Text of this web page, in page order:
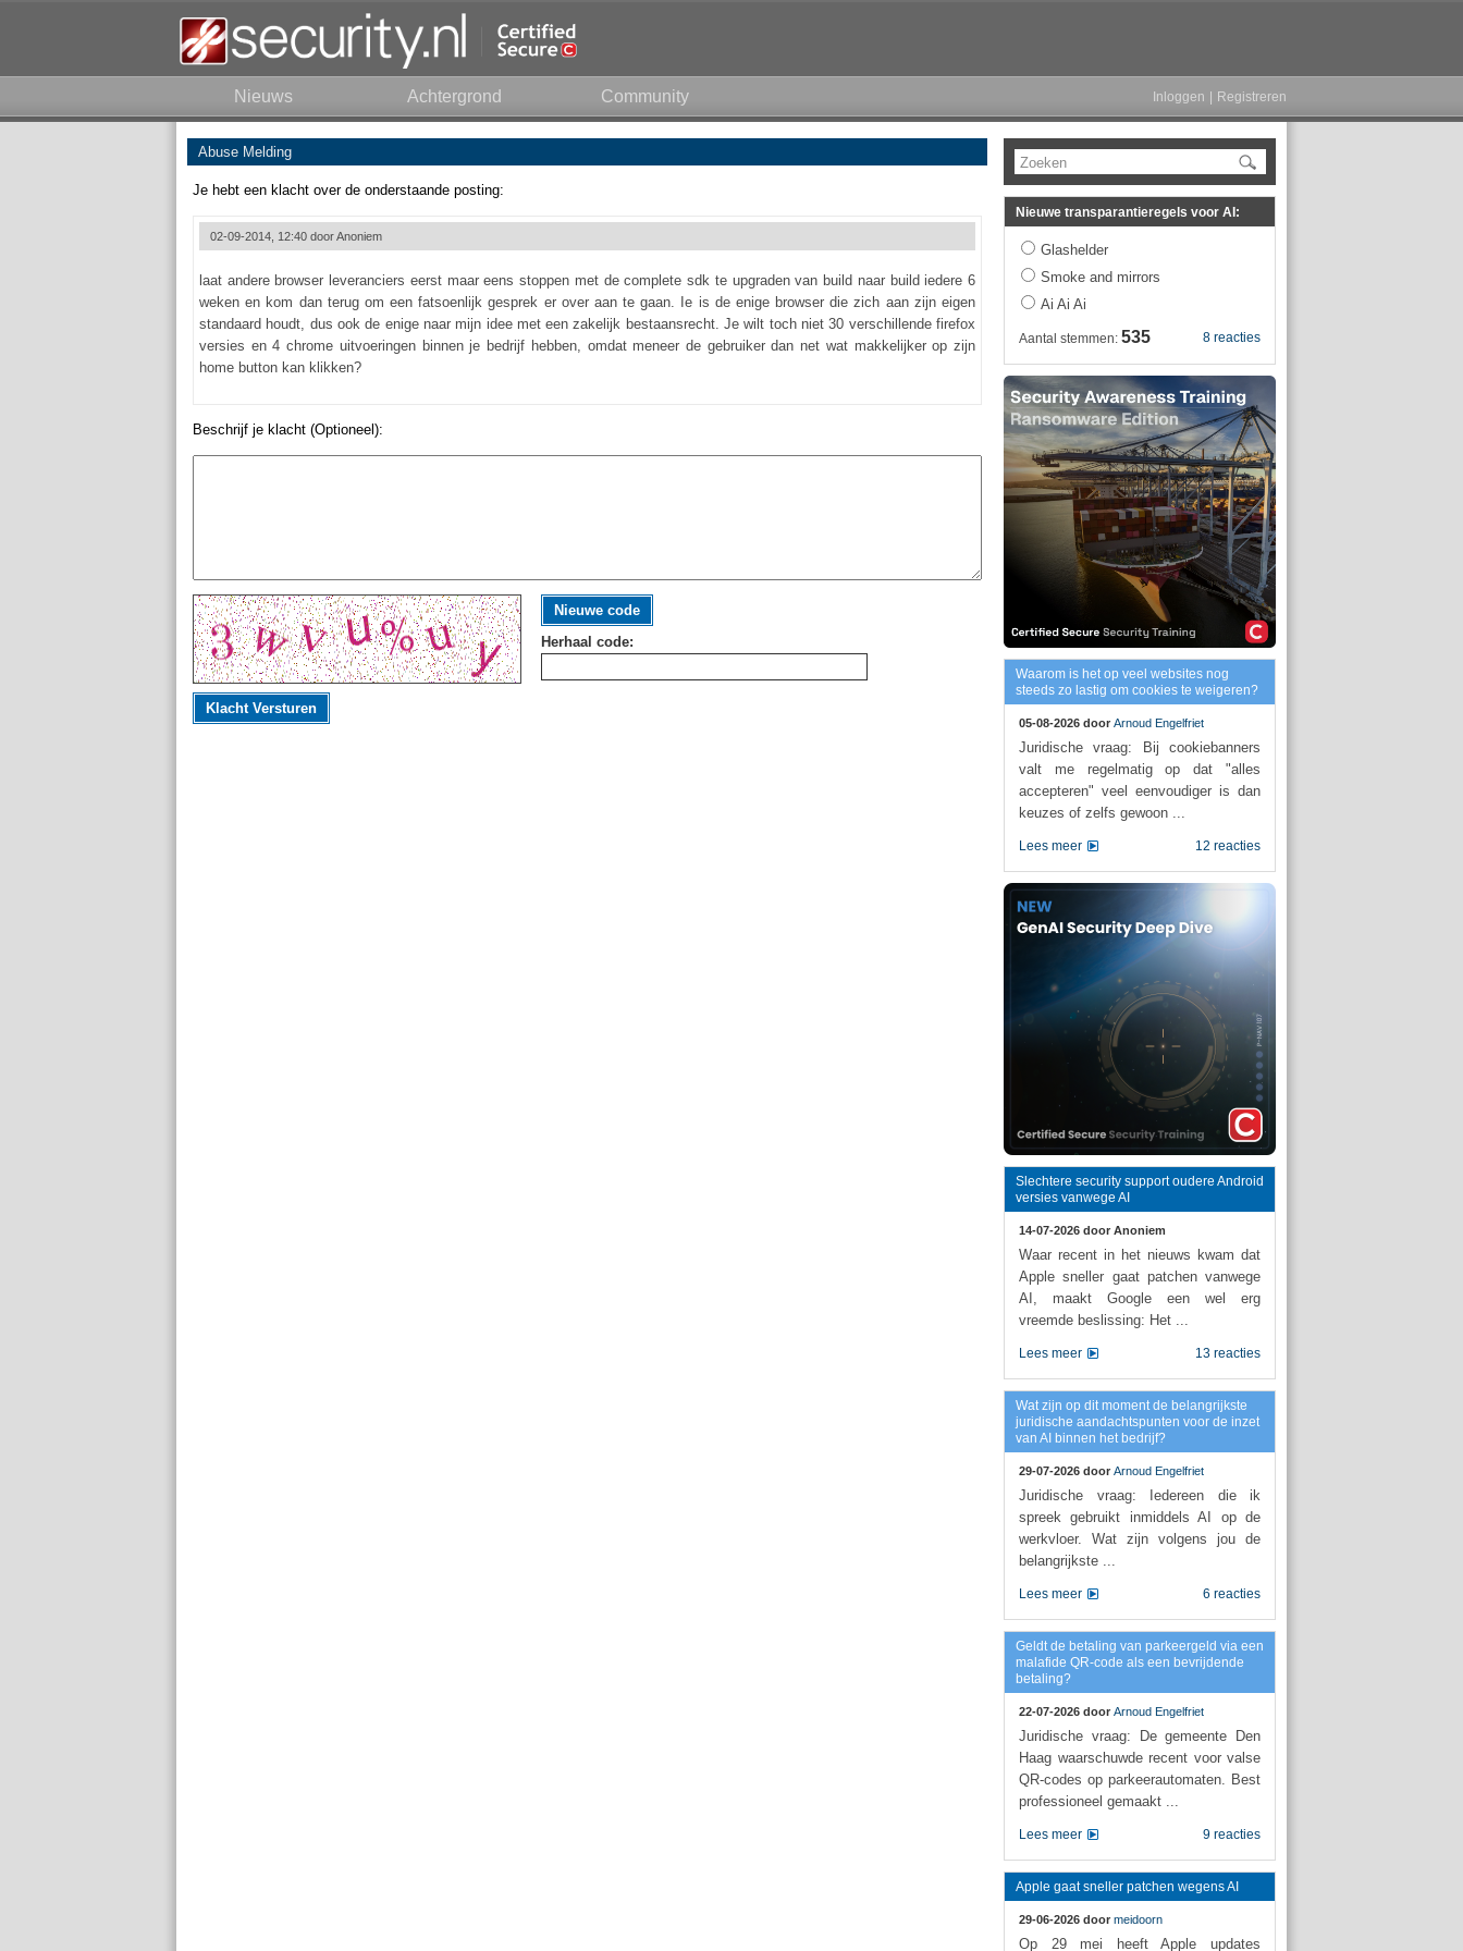
Nieuws Achtergrond Community Inloggen Registreren
Abuse Melding
Je hebt een klacht over de onderstaande posting:
02-09-2014, 12:40 doorAnoniem
laat andere browser leveranciers eerst maar eens stoppen met de complete sdk te upgraden van build naar build iedere 6
weken en kom dan terug om een fatsoenlijk gesprek er over aan te gaan. Ie is de enige browser die zich aan zijn eigen
standaard houdt, dus ook de enige naar mijn idee met een zakelijk bestaansrecht. Je wilt toch niet 30 verschillende firefox
versies en 4 chrome uitvoeringen binnen je bedrijf hebben, omdat meneer de gebruiker dan net wat makkelijker op zijn
home button kan klikken?
Beschrijf je klacht (Optioneel):
Nieuwe code
Herhaal code:
Klacht Versturen
Zoeken
Nieuwe transparantieregels voor AI:
Glashelder
Smoke and mirrors
Ai Ai Ai
8 reacties
Aantal stemmen: 535
Waarom is het op veel websites nog
steeds zo lastig om cookies te weigeren?
05-08-2026 door Arnoud Engelfriet
Juridische vraag: Bij cookiebanners
valt me regelmatig op dat "alles
accepteren" veel eenvoudiger is dan
keuzes of zelfs gewoon ...
12 reacties
Lees meer
Slechtere security support oudere Android
versies vanwege AI
14-07-2026 door Anoniem
Waar recent in het nieuws kwam dat
Apple sneller gaat patchen vanwege
AI, maakt Google een wel erg
vreemde beslissing: Het ...
13 reacties
Lees meer
Wat zijn op dit moment de belangrijkste
juridische aandachtspunten voor de inzet
van AI binnen het bedrijf?
29-07-2026 door Arnoud Engelfriet
Juridische vraag: Iedereen die ik
spreek gebruikt inmiddels AI op de
werkvloer. Wat zijn volgens jou de
belangrijkste ...
6 reacties
Lees meer
Geldt de betaling van parkeergeld via een
malafide QR-code als een bevrijdende
betaling?
22-07-2026 door Arnoud Engelfriet
Juridische vraag: De gemeente Den
Haag waarschuwde recent voor valse
QR-codes op parkeerautomaten. Best
professioneel gemaakt ...
9 reacties
Lees meer
Apple gaat sneller patchen wegens AI
29-06-2026 door meidoorn
Op 29 mei heeft Apple updates